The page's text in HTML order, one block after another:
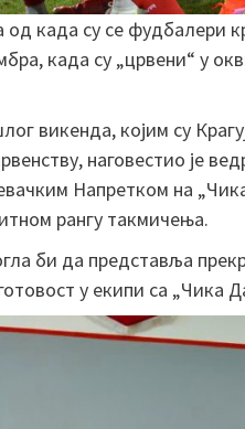
када су се фудбалери
када су „црвени“ у
викенда, којим су
наговестио је
Напретком на
рангу такмичења.
би да представља
у екипи са „Чика